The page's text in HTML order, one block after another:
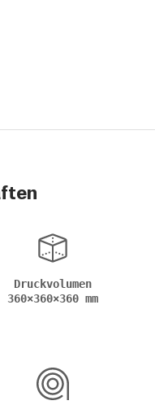
Druckvolumen
360×360×360 mm